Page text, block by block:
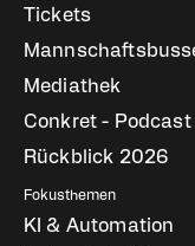
Tickets
Mediathek
Conkret - Podcast
Rückblick 2026
Fokusthemen
KI & Automation